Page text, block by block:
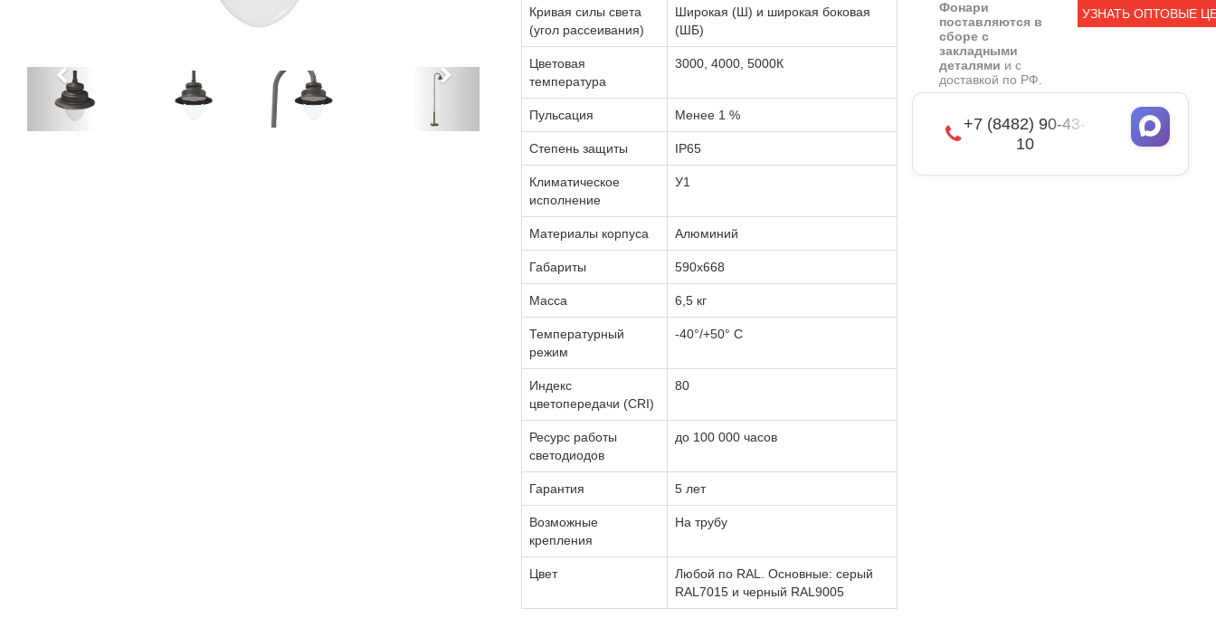
Кривая силы света
(угол рассеивания)
Широкая (Ш) и широкая боковая
(ШБ)
Цветовая
температура
3000, 4000, 5000К
Пульсация Менее 1 %
Степень защиты IP65
Климатическое
исполнение
У1
Материалы корпуса Алюминий
Габариты 590х668
Масса 6,5 кг
Температурный
режим
-40°/+50° С
Индекс
цветопередачи (CRI)
80
Ресурс работы
светодиодов
до 100 000 часов
Гарантия 5 лет
Возможные
крепления
На трубу
Цвет
Любой по RAL. Основные: серый
RAL7015 и черный RAL9005
Фонари
поставляются в
сборе с
закладными
деталями и с
доставкой по РФ.
УЗНАТЬ ОПТОВЫЕ
+7 (8482) 90-43-
10